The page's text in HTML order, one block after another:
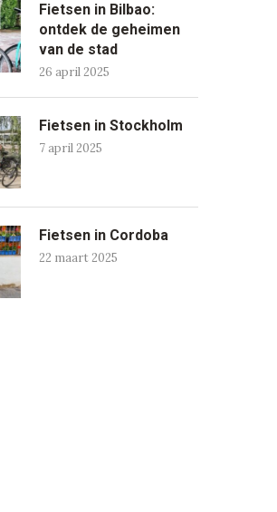
Fietsen in Bilbao:
ontdek de geheimen
van de stad
26 april 2025
Fietsen in Stockholm
7 april 2025
Fietsen in Cordoba
22 maart 2025